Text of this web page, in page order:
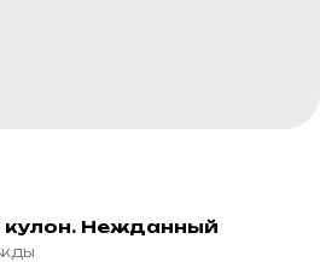
Нежданный